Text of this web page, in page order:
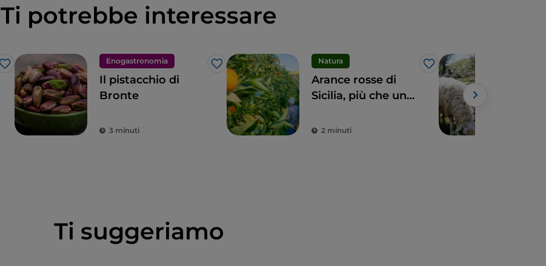
Ti potrebbe interessare
Like
Enogastronomia
Like
Il pistacchio di
Bronte
3 minuti
Natura
Like
Arance rosse di
Sicilia, più che un
2 minuti
Ti suggeriamo